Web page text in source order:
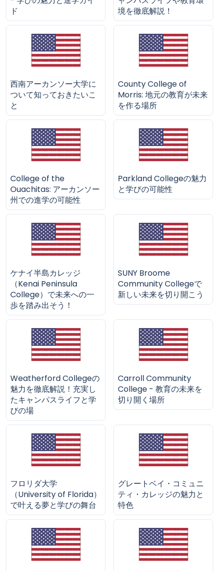
ド
境を徹底解説！
西南アーカンソー大学に
ついて知っておきたいこ
と
County College of
Morris: 地元の教育が未来
を作る場所
College of the
Ouachitas: アーカンソー
州での進学の可能性
Parkland Collegeの魅力
と学びの可能性
ケナイ半島カレッジ
（Kenai Peninsula
College）で未来への一
歩を踏み出そう！
SUNY Broome
Community Collegeで
新しい未来を切り開こう
Weatherford Collegeの
魅力を徹底解説！充実し
たキャンパスライフと学
びの場
Carroll Community
College - 教育の未来を
切り開く場所
フロリダ大学
（University of Florida）
で叶える夢と学びの舞台
グレートベイ・コミュニ
ティ・カレッジの魅力と
特色